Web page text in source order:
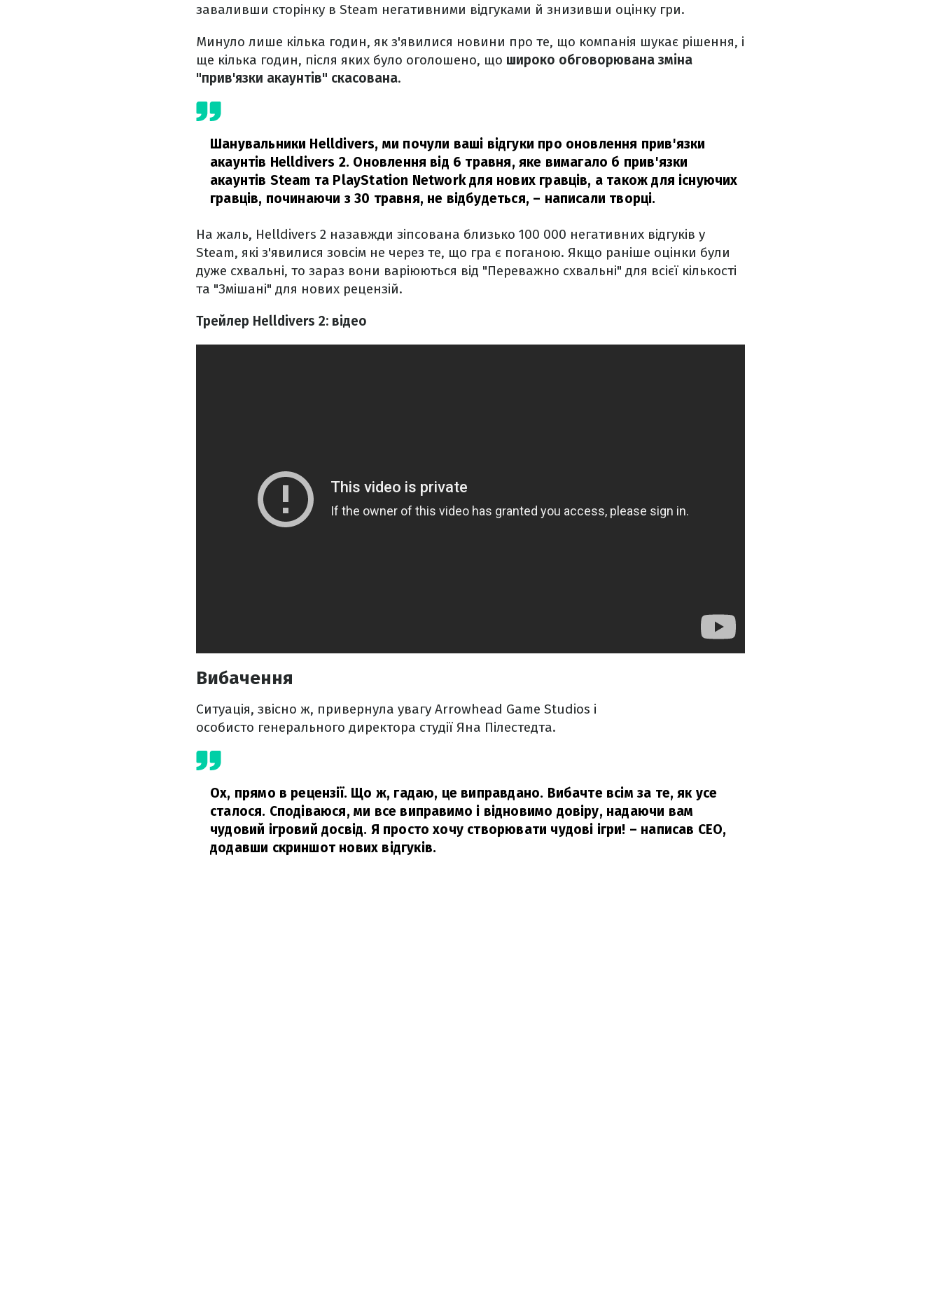
заваливши сторінку в Steam негативними відгуками й знизивши оцінку гри.
Минуло лише кілька годин, як з'явилися новини про те, що компанія шукає рішення, і
ще кілька годин, після яких було оголошено, що широко обговорювана зміна
"прив'язки акаунтів" скасована.
Шанувальники Helldivers, ми почули ваші відгуки про оновлення прив'язки
акаунтів Helldivers 2. Оновлення від 6 травня, яке вимагало б прив'язки
акаунтів Steam та PlayStation Network для нових гравців, а також для існуючих
гравців, починаючи з 30 травня, не відбудеться, – написали творці.
На жаль, Helldivers 2 назавжди зіпсована близько 100 000 негативних відгуків у
Steam, які з'явилися зовсім не через те, що гра є поганою. Якщо раніше оцінки були
дуже схвальні, то зараз вони варіюються від "Переважно схвальні" для всієї кількості
та "Змішані" для нових рецензій.
Трейлер Helldivers 2: відео
Вибачення
Ситуація, звісно ж, привернула увагу Arrowhead Game Studios і
особисто генерального директора студії Яна Пілестедта.
Ох, прямо в рецензії. Що ж, гадаю, це виправдано. Вибачте всім за те, як усе
сталося. Сподіваюся, ми все виправимо і відновимо довіру, надаючи вам
чудовий ігровий досвід. Я просто хочу створювати чудові ігри! – написав CEO,
додавши скриншот нових відгуків.